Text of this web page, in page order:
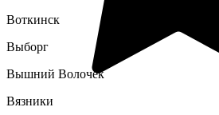
Воткинск
Выборг
Вышний Волочек
Вязники